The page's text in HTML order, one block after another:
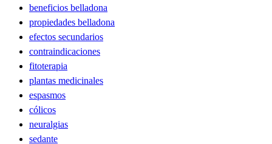
beneficios belladona
propiedades belladona
efectos secundarios
contraindicaciones
fitoterapia
plantas medicinales
espasmos
cólicos
neuralgias
sedante